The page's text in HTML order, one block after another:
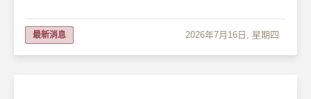
最新消息 2026年7月16日, 星期四